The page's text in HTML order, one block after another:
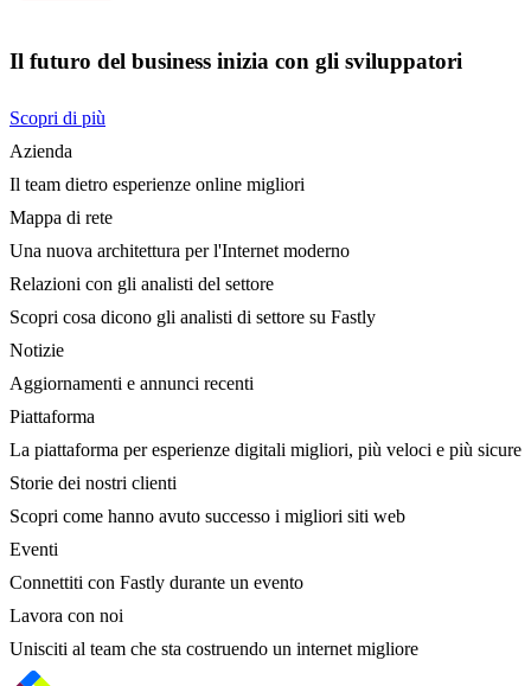
Il futuro del business inizia con gli sviluppatori
Scopri di più
Azienda
Il team dietro esperienze online migliori
Mappa di rete
Una nuova architettura per l'Internet moderno
Relazioni con gli analisti del settore
Scopri cosa dicono gli analisti di settore su Fastly
Notizie
Aggiornamenti e annunci recenti
Piattaforma
La piattaforma per esperienze digitali migliori, più veloci e più sicure
Storie dei nostri clienti
Scopri come hanno avuto successo i migliori siti web
Eventi
Connettiti con Fastly durante un evento
Lavora con noi
Unisciti al team che sta costruendo un internet migliore